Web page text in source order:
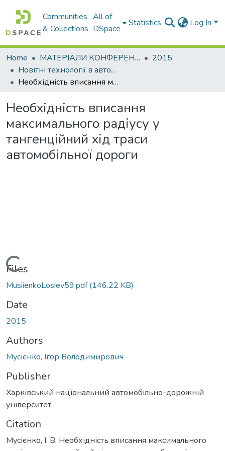
Communities
& Collections
All of
DSpace
Statistics Log In
Home МАТЕРІАЛИ КОНФЕРЕНЦІЙ
2015
Новітні технології в автомобілебудівництві та транспорті. Частина ІІ
Необхідність вписання максимального радіусу у тангенційний хід траси автомобільної дороги
Необхідність вписання
максимального радіусу у
тангенційний хід траси
автомобільної дороги
Loading...
Files
MusiienkoLosiev59.pdf(146.22 KB)
Date
2015
Authors
Мусієнко, Ігор Володимирович
Publisher
Харківський національний автомобільно-дорожній
університет
Citation
Мусієнко, І. В. Необхідність вписання максимального